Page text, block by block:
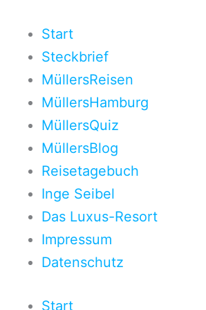
Inhalt
springen
Start
Steckbrief
MüllersReisen
MüllersHamburg
MüllersQuiz
MüllersBlog
Reisetagebuch
Inge Seibel
Das Luxus-Resort
Impressum
Datenschutz
Start